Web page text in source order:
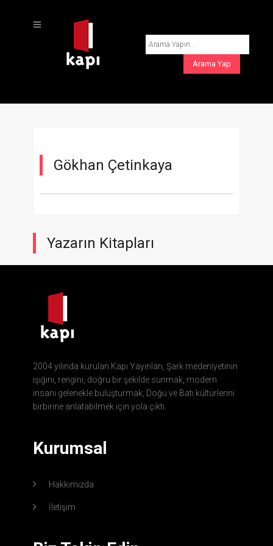
Gökhan Çetinkaya
Yazarın Kitapları
2004 yılında kurulan Kapı Yayınları, Şark medeniyetinin
ışığını, rengini, doğru bir şekilde sunmak, modern
insanı gelenekle buluşturmak, Doğu ve Batı kültürlerini
birbirine anlatabilmek için yola çıktı.
Kurumsal
Hakkımızda
İletişim